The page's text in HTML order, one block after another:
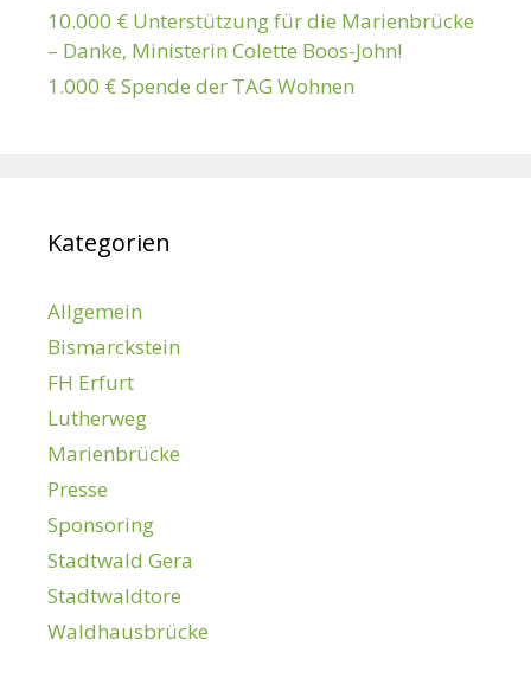
10.000 € Unterstützung für die Marienbrücke
– Danke, Ministerin Colette Boos-John!
1.000 € Spende der TAG Wohnen
Kategorien
Allgemein
Bismarckstein
FH Erfurt
Lutherweg
Marienbrücke
Presse
Sponsoring
Stadtwald Gera
Stadtwaldtore
Waldhausbrücke